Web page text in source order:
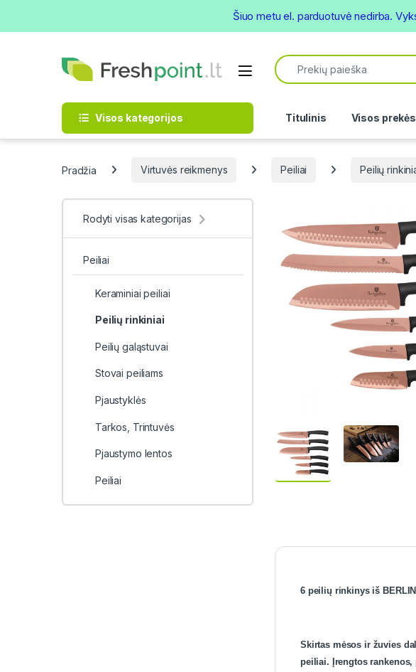
Open
Search for:
Visos kategorijos Titulinis Visos prekės
Pradžia Virtuvės reikmenys Peiliai Peilių
6 peilių rinkinys iš
Skirtas mėsos ir žuvies
peiliai. Įrengtos
Rodyti visas kategorijas
Peiliai
Keraminiai peiliai
Peilių rinkiniai
Peilių galąstuvai
Stovai peiliams
Pjaustyklės
Tarkos, Trintuvės
Pjaustymo lentos
Peiliai
Šiuo metu el. parduotuvė nedirba.